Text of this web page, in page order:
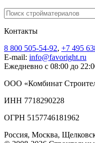
Контакты
8 800 505-54-92, +7 495
E-mail: info@favoright.ru
Ежедневно с 08:00 до
ООО «Комбинат
ИНН 7718290228
ОГРН 5157746181962
Россия, Москва,